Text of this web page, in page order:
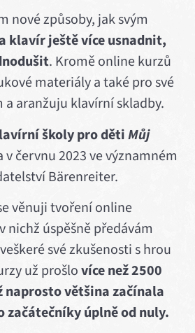
nové způsoby, jak svým
klavír ještě více usnadnit,
. Kromě online kurzů
materiály a také pro své
aranžuju klavírní skladby.
školy pro dětiMůj
v červnu 2023 ve významném
Bärenreiter.
věnuji tvoření online
nichž úspěšně předávám
své zkušenosti s hrou
už prošlovíce než 2500
naprosto většina začínala
začátečníky úplně od nuly.